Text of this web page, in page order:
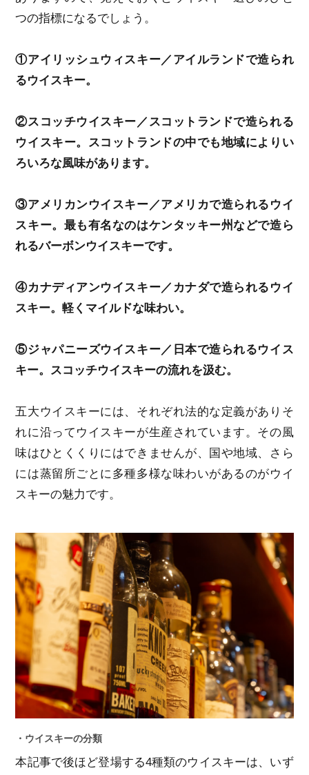
つの指標になるでしょう。
①アイリッシュウィスキー／アイルランドで造られ
るウイスキー。
②スコッチウイスキー／スコットランドで造られる
ウイスキー。スコットランドの中でも地域によりい
ろいろな風味があります。
③アメリカンウイスキー／アメリカで造られるウイ
スキー。最も有名なのはケンタッキー州などで造ら
れるバーボンウイスキーです。
④カナディアンウイスキー／カナダで造られるウイ
スキー。軽くマイルドな味わい。
⑤ジャパニーズウイスキー／日本で造られるウイス
キー。スコッチウイスキーの流れを汲む。
五大ウイスキーには、それぞれ法的な定義がありそ
れに沿ってウイスキーが生産されています。その風
味はひとくくりにはできませんが、国や地域、さら
には蒸留所ごとに多種多様な味わいがあるのがウイ
スキーの魅力です。
・ウイスキーの分類
本記事で後ほど登場する4種類のウイスキーは、いず